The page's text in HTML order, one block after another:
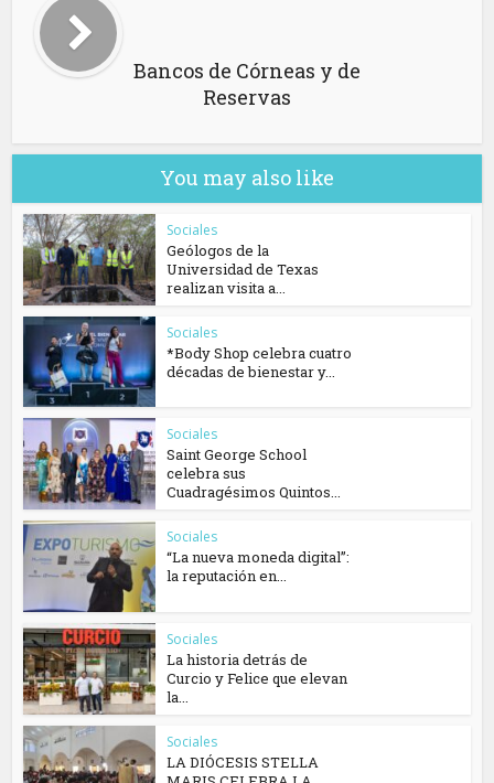
Bancos de Córneas y de
Reservas
You may also like
Sociales
Geólogos de la
Universidad de Texas
realizan visita a...
Sociales
*Body Shop celebra cuatro
décadas de bienestar y...
Sociales
Saint George School
celebra sus
Cuadragésimos Quintos...
Sociales
“La nueva moneda digital”:
la reputación en...
Sociales
La historia detrás de
Curcio y Felice que elevan
la...
Sociales
​LA DIÓCESIS STELLA